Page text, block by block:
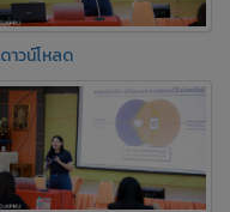
ดาวน์โหลด